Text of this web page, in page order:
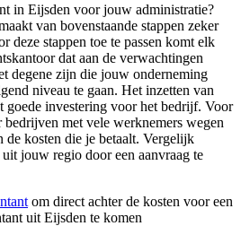
in Eijsden voor jouw administratie?
van bovenstaande stappen zeker
deze stappen toe te passen komt elk
dat aan de verwachtingen
degene zijn die jouw onderneming
niveau te gaan. Het inzetten van
goede investering voor het bedrijf. Voor
met vele werknemers wegen
de kosten die je betaalt. Vergelijk
jouw regio door een aanvraag te
om direct achter de kosten voor een
uit Eijsden te komen